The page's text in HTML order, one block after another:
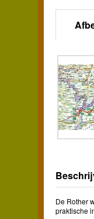
De Rother
praktische